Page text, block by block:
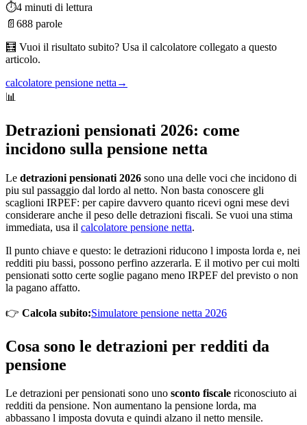
⏱️4 minuti di lettura
📄 688 parole
🧮 Vuoi il risultato subito? Usa il calcolatore collegato a questo
articolo.
calcolatore pensione netta →
📊
Detrazioni pensionati 2026: come
incidono sulla pensione netta
Le detrazioni pensionati 2026 sono una delle voci che incidono di
piu sul passaggio dal lordo al netto. Non basta conoscere gli
scaglioni IRPEF: per capire davvero quanto ricevi ogni mese devi
considerare anche il peso delle detrazioni fiscali. Se vuoi una stima
immediata, usa il calcolatore pensione netta.
Il punto chiave e questo: le detrazioni riducono l imposta lorda e, nei
redditi piu bassi, possono perfino azzerarla. E il motivo per cui molti
pensionati sotto certe soglie pagano meno IRPEF del previsto o non
la pagano affatto.
👉 Calcola subito:Simulatore pensione netta 2026
Cosa sono le detrazioni per redditi da
pensione
Le detrazioni per pensionati sono uno sconto fiscale riconosciuto ai
redditi da pensione. Non aumentano la pensione lorda, ma
abbassano l imposta dovuta e quindi alzano il netto mensile.